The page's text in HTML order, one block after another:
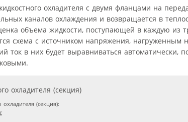
охладителя с двумя фланцами на
каналов охлаждения и возвращается в
объема жидкости, поступающей в каждую из
схема с источником напряжения, нагруженным
в них будет выравниваться автоматически,
(секция):